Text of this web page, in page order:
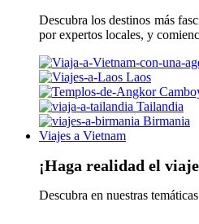
Descubra los destinos más
por expertos locales, y
Laos
Tailandia
Birmania
Viajes a Vietnam
¡Haga realidad el
Descubra en nuestras